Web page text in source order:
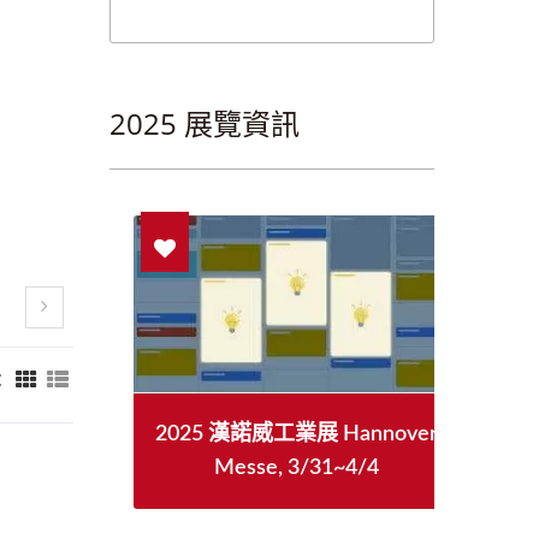
2025 展覽資訊
2025 漢諾威工業展 Hannover
Messe, 3/31~4/4